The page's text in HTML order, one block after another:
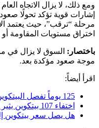
ومع ذلك، لا يزال الاتجاه
إشارات قوية تؤكد تحولًا
مرحلة “ترقب”، حيث يعتمد
اختراق مستويات المقاومة
باختصار: السوق لا يزال في
موجة صعود مؤكدة بعد.
اقرأ أيضاً:
125 يوماً تفصل البيتكوين عن القاع الحقيقي
اختفاء 107 بيتكوين يثير الغموض
هل يصل سعر بيتكوين إلى 378,000